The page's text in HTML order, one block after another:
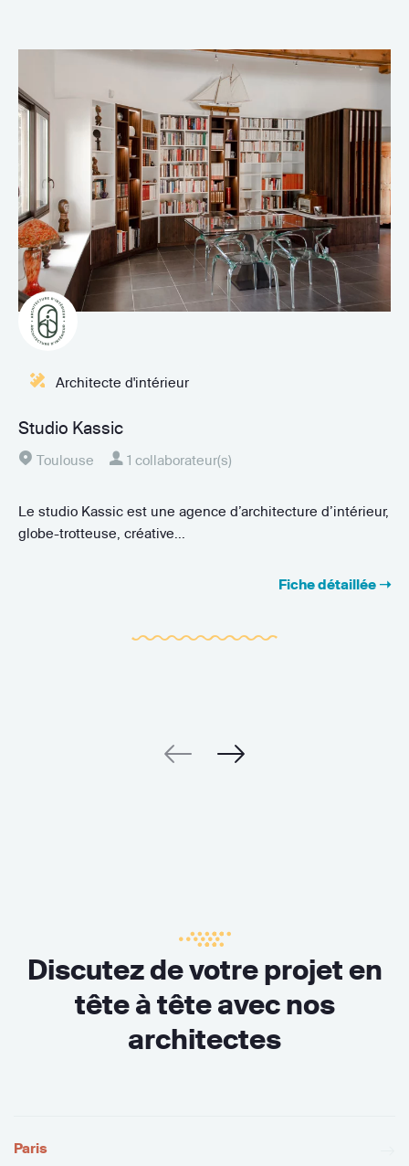
Architecte d'intérieur
Studio Kassic
Toulouse 1 collaborateur(s)
Le studio Kassic est une agence d’architecture d’intérieur,
globe-trotteuse, créative...
Fiche détaillée ➝
Discutez de votre projet en
tête à tête avec nos
architectes
Paris